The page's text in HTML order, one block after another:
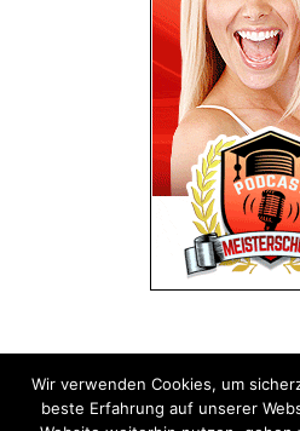
Impressum
Wir verwenden Cookies, um
beste Erfahrung auf unserer